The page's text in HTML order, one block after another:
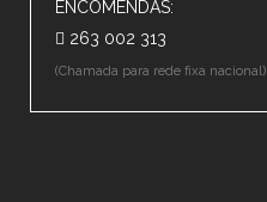
ENCOMENDAS:
263 002 313
(Chamada para rede fixa nacional)